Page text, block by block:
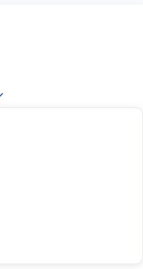
Gildemeister
CTX